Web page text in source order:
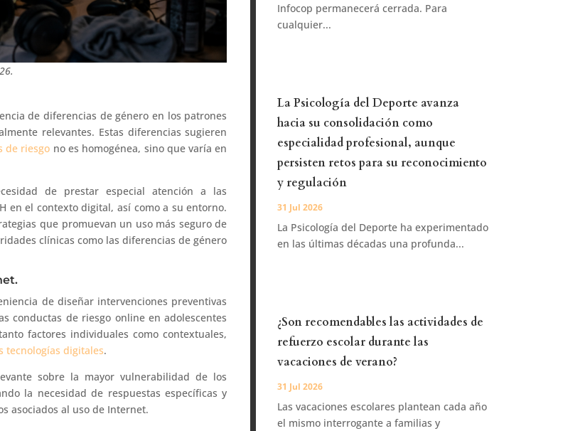
de diferencias de género en los patrones
relevantes. Estas diferencias sugieren
de riesgo no es homogénea, sino que varía en
de prestar especial atención a las
en el contexto digital, así como a su entorno.
que promuevan un uso más seguro de
clínicas como las diferencias de género
de diseñar intervenciones preventivas
conductas de riesgo online en adolescentes
factores individuales como contextuales,
tecnologías digitales.
sobre la mayor vulnerabilidad de los
la necesidad de respuestas específicas y
asociados al uso de Internet.
Infocop permanecerá cerrada. Para
cualquier...
La Psicología del Deporte avanza
hacia su consolidación como
especialidad profesional, aunque
persisten retos para su reconocimiento
y regulación
31 Jul 2026
La Psicología del Deporte ha experimentado
en las últimas décadas una profunda...
¿Son recomendables las actividades de
refuerzo escolar durante las
vacaciones de verano?
31 Jul 2026
Las vacaciones escolares plantean cada año
el mismo interrogante a familias y